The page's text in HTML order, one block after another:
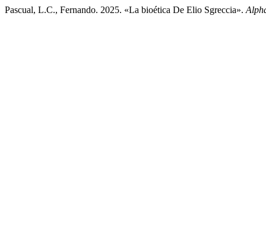
Pascual, L.C., Fernando. 2025. «La bioética De Elio Sgreccia».